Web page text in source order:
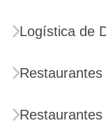
Logística de
Restaurantes
Restaurantes